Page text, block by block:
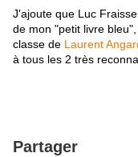
J'ajoute que Luc
de mon "petit livre
classe de Laurent
à tous les 2 très
Partager